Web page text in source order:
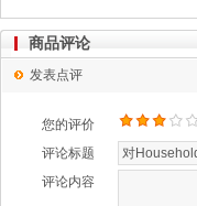
商品评论
发表点评
您的评价
评论标题
评论内容